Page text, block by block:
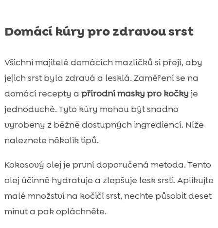
Domácí kúry pro zdravou srst
Všichni majitelé domácích mazlíčků si přejí, aby
jejich srst byla zdravá a lesklá. Zaměření se na
domácí recepty a přírodní masky pro kočky je
jednoduché. Tyto kúry mohou být snadno
vyrobeny z běžně dostupných ingrediencí. Níže
naleznete několik tipů.
Kokosový olej je první doporučená metoda. Tento
olej účinně hydratuje a zlepšuje lesk srsti. Aplikujte
malé množství na kočičí srst, nechte působit deset
minut a pak opláchněte.